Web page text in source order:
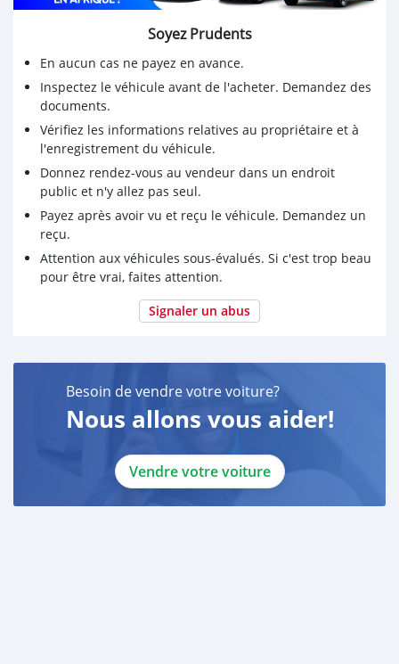
Soyez Prudents
En aucun cas ne payez en avance.
Inspectez le véhicule avant de l'acheter. Demandez des
documents.
Vérifiez les informations relatives au propriétaire et à
l'enregistrement du véhicule.
Donnez rendez-vous au vendeur dans un endroit
public et n'y allez pas seul.
Payez après avoir vu et reçu le véhicule. Demandez un
reçu.
Attention aux véhicules sous-évalués. Si c'est trop beau
pour être vrai, faites attention.
Signaler un abus
Besoin de vendre votre voiture?
Nous allons vous aider!
Vendre votre voiture